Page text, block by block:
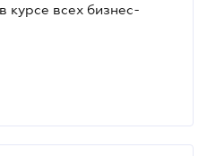
курсе всех бизнес-